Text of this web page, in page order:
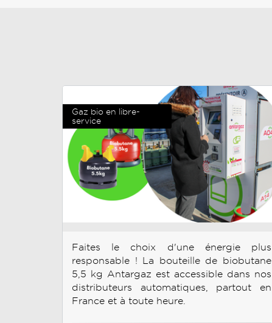
Gaz bio en libre-
service
Faites le choix d'une énergie plus
responsable ! La bouteille de biobutane
5,5 kg Antargaz est accessible dans nos
distributeurs automatiques, partout en
France et à toute heure.